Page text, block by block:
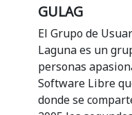
GULAG
El Grupo de
Laguna es un
personas
Software Libre
donde se